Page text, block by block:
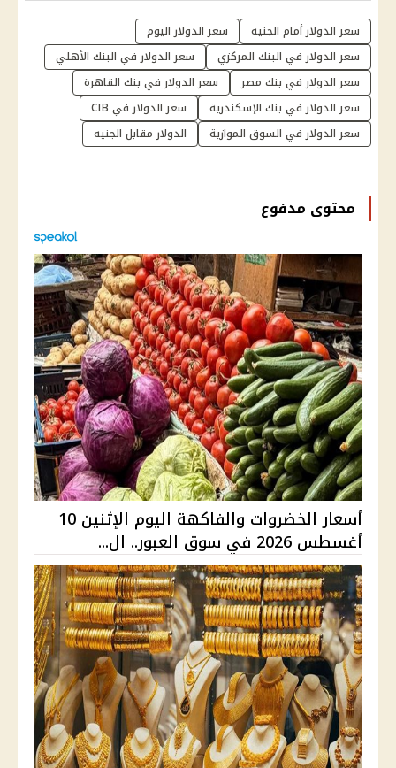
سعر الدولار أمام الجنيه
سعر الدولار اليوم
سعر الدولار في البنك المركزي
سعر الدولار في البنك الأهلي
سعر الدولار في بنك مصر
سعر الدولار في بنك القاهرة
سعر الدولار في بنك الإسكندرية
سعر الدولار في CIB
سعر الدولار في السوق الموازية
الدولار مقابل الجنيه
محتوى مدفوع
أسعار الخضروات والفاكهة اليوم الإثنين 10
أغسطس 2026 في سوق العبور.. ال...